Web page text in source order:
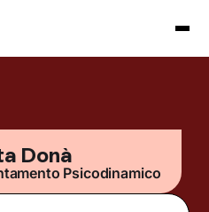
Donà
Psicodinamico